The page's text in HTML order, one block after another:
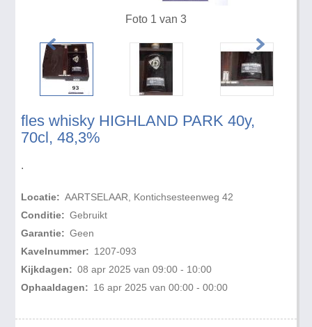
fles whisky HIGHLAND PARK 40y,
70cl, 48,3%
.
Locatie: AARTSELAAR, Kontichsesteenweg 42
Conditie: Gebruikt
Garantie: Geen
Kavelnummer: 1207-093
Kijkdagen: 08 apr 2025 van 09:00 - 10:00
Ophaaldagen: 16 apr 2025 van 00:00 - 00:00
Foto 1 van 3